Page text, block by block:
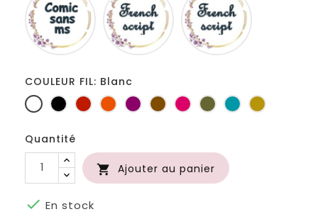
sans
ms
script
COULEUR FIL: Blanc
BlancNoir RougeOrange
PruneMarronFuchsia
Kaki Turquoise
Or
Quantité
 Ajouter au panier
 En stock